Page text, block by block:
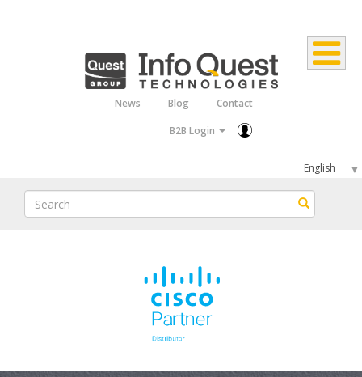
News Blog
Contact
B2B Login
Select
your
language
Search Search